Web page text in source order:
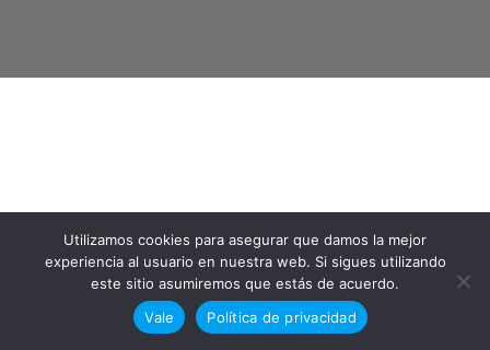
Utilizamos cookies para asegurar que damos la mejor
experiencia al usuario en nuestra web. Si sigues utilizando
este sitio asumiremos que estás de acuerdo.
Vale
Política de privacidad